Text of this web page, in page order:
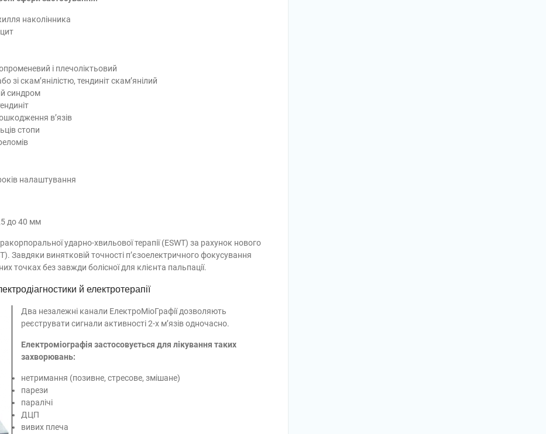
наколінника
і плечоліктьовий
зі скам’янілістю, тендиніт скам’янілий
синдром
в’язів
стопи
налаштування
до 40 мм
ударно-хвильової терапії (ESWT) за рахунок нового
Завдяки винятковій точності п’єзоелектричного фокусування
точках без завжди болісної для клієнта пальпації.
й електротерапії
Два незалежні канали ЕлектроМіоГрафії дозволяють
реєструвати сигнали активності 2-х м’язів одночасно.
Електроміографія застосовується для лікування таких
захворювань:
нетримання (позивне, стресове, змішане)
парези
паралічі
ДЦП
вивих плеча